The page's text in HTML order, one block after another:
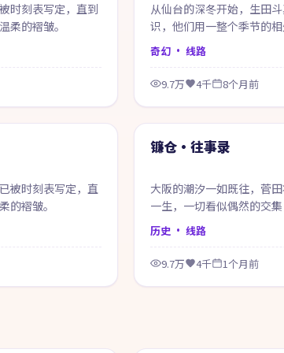
时刻表写定，直到
柔的褶皱。
从仙台的深冬开始，生田
识，他们用一整个季节的
色。
奇幻 · 线路
9.7万 4千 8个月前
被时刻表写定，直
的褶皱。
精选
镰仓·往事录
大阪的潮汐一如既往，菅
一生，一切看似偶然的交
历史 · 线路
9.7万 4千 1个月前